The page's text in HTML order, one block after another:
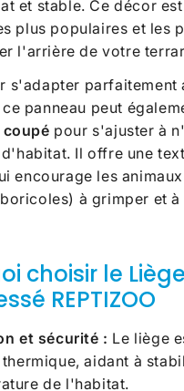
et stable. Ce décor
plus populaires et les
l'arrière de votre
s'adapter parfaitement
ce panneau peut
pour s'ajuster à
Il offre une
encourage les
à grimper et
choisir le Liège
REPTIZOO
et sécurité : Le liège
aidant à
de l'habitat.